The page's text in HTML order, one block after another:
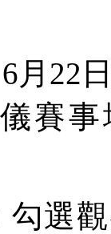
22日
賽
選觀